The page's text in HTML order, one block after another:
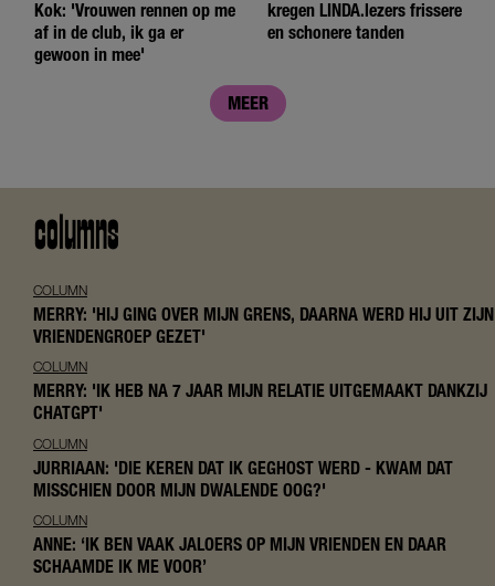
Kok: 'Vrouwen rennen op me
af in de club, ik ga er
gewoon in mee'
kregen LINDA.lezers frissere
en schonere tanden
MEER
columns
COLUMN
MERRY: 'HIJ GING OVER MIJN GRENS, DAARNA WERD HIJ UIT ZIJN
VRIENDENGROEP GEZET'
COLUMN
MERRY: 'IK HEB NA 7 JAAR MIJN RELATIE UITGEMAAKT DANKZIJ
CHATGPT'
COLUMN
JURRIAAN: 'DIE KEREN DAT IK GEGHOST WERD - KWAM DAT
MISSCHIEN DOOR MIJN DWALENDE OOG?'
COLUMN
ANNE: ‘IK BEN VAAK JALOERS OP MIJN VRIENDEN EN DAAR
SCHAAMDE IK ME VOOR’